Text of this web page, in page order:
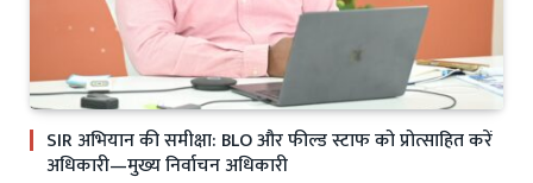
SIR अभियान की समीक्षा: BLO और फील्ड स्टाफ को प्रोत्साहित करें
अधिकारी—मुख्य निर्वाचन अधिकारी